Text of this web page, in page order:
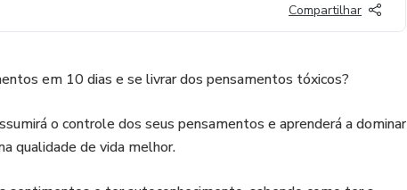
Compartilhar
em 10 dias e se livrar dos pensamentos tóxicos?
o controle dos seus pensamentos e aprenderá a dominar
qualidade de vida melhor.